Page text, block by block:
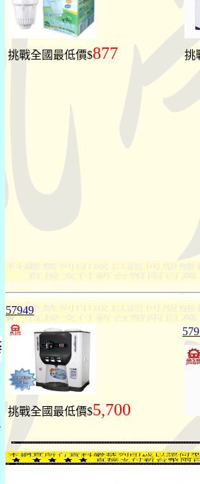
挑戰全國最低價$877 挑
57949
挑戰全國最低價$5,700